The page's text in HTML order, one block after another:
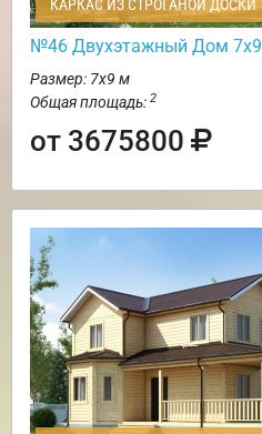
КАРКАС ИЗ СТРОГАНОЙ ДОСКИ
№46 Двухэтажный Дом 7х9
Размер: 7х9 м
Общая площадь: 2
от 3675800